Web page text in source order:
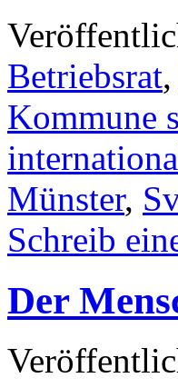
Betriebsrat,
Kommune
Münster,
Schreib
Der